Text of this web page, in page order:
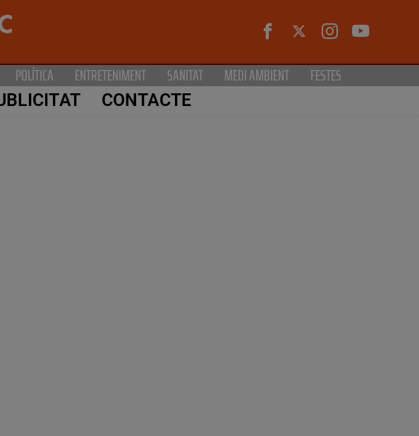
POLÍTICA ENTRETENIMENT SANITAT MEDI AMBIENT FESTES
CONTACTE